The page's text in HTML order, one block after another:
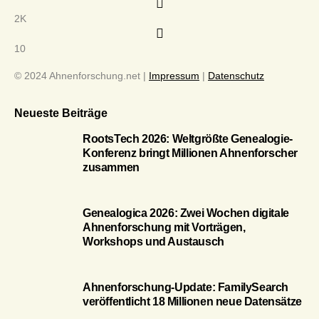
2K
10
© 2024 Ahnenforschung.net | Impressum | Datenschutz
Neueste Beiträge
RootsTech 2026: Weltgrößte Genealogie-
Konferenz bringt Millionen Ahnenforscher
zusammen
Genealogica 2026: Zwei Wochen digitale
Ahnenforschung mit Vorträgen,
Workshops und Austausch
Ahnenforschung-Update: FamilySearch
veröffentlicht 18 Millionen neue Datensätze